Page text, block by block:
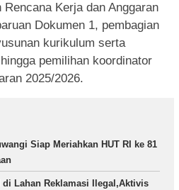
Kerja dan Anggaran
Dokumen 1, pembagian
kurikulum serta
pemilihan koordinator
2025/2026.
Siap Meriahkan HUT RI ke 81
Lahan Reklamasi Ilegal,Aktivis